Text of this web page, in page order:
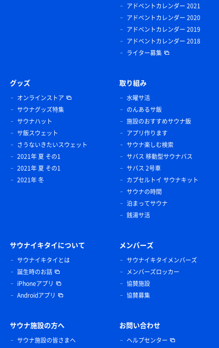
アドベントカレンダー 2021
アドベントカレンダー 2020
アドベントカレンダー 2019
アドベントカレンダー 2018
ライター募集
グッズ
オンラインストア
サウナグッズ特集
サウナハット
サ飯スウェット
さうないきたいスウェット
2021年 夏 その1
2021年 夏 その1
2021年 冬
取り組み
水曜サ活
のんあるサ飯
施設のおすすめサウナ飯
アプリ作ります
サウナ楽しむ検索
サバス 移動型サウナバス
サバス 2号車
カプセルトイ サウナキット
サウナの時間
泊まってサウナ
銭湯サ活
サウナイキタイについて
サウナイキタイとは
誕生時のお話
iPhoneアプリ
Androidアプリ
メンバーズ
サウナイキタイメンバーズ
メンバーズロッカー
協賛施設
協賛募集
サウナ施設の方へ
サウナ施設の皆さまへ
お問い合わせ
ヘルプセンター